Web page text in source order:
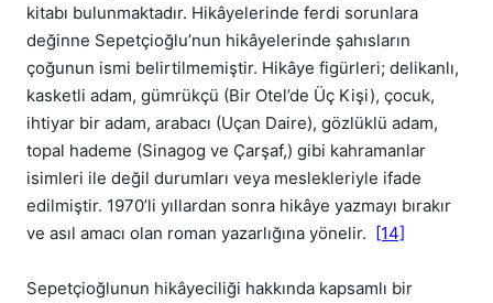
kitabı bulunmaktadır. Hikâyelerinde ferdi sorunlara
değinne Sepetçioğlu’nun hikâyelerinde şahısların
çoğunun ismi belirtilmemiştir. Hikâye figürleri; delikanlı,
kasketli adam, gümrükçü (Bir Otel’de Üç Kişi), çocuk,
ihtiyar bir adam, arabacı (Uçan Daire), gözlüklü adam,
topal hademe (Sinagog ve Çarşaf,) gibi kahramanlar
isimleri ile değil durumları veya meslekleriyle ifade
edilmiştir. 1970’li yıllardan sonra hikâye yazmayı bırakır
ve asıl amacı olan roman yazarlığına yönelir. [14]
Sepetçioğlunun hikâyeciliği hakkında kapsamlı bir